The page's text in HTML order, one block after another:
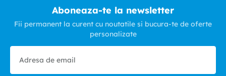
Aboneaza-te la newsletter
Fii permanent la curent cu noutatile si bucura-te de oferte
personalizate